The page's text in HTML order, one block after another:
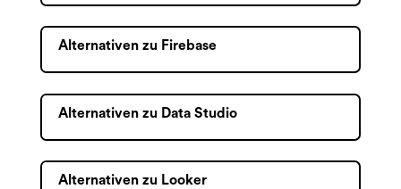
Alternativen zu Firebase
Alternativen zu Data Studio
Alternativen zu Looker